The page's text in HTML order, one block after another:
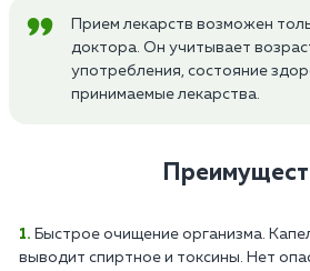
Прием лекарств возможен
доктора. Он учитывает
употребления, состояние
принимаемые лекарства.
Быстрое очищение организма.
выводит спиртное и токсины. Нет